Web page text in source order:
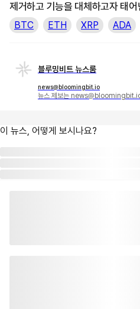
제거하고 기능을 대체하고자 태
BTC ETH XRP ADA
블루밍비트 뉴스룸
news@bloomingbit.io
뉴스 제보는
이 뉴스, 어떻게 보시나요?